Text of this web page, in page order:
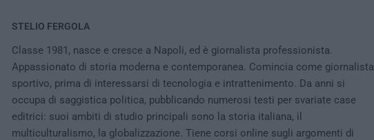
STELIO FERGOLA
Classe 1981, nasce e cresce a Napoli, ed è giornalista professionista.
Appassionato di storia moderna e contemporanea. Comincia come giornalista
sportivo, prima di interessarsi di tecnologia e intrattenimento. Da anni si
occupa di saggistica politica, pubblicando numerosi testi per svariate case
editrici: suoi ambiti di studio principali sono la storia italiana, il
multiculturalismo, la globalizzazione. Tiene corsi online sugli argomenti di